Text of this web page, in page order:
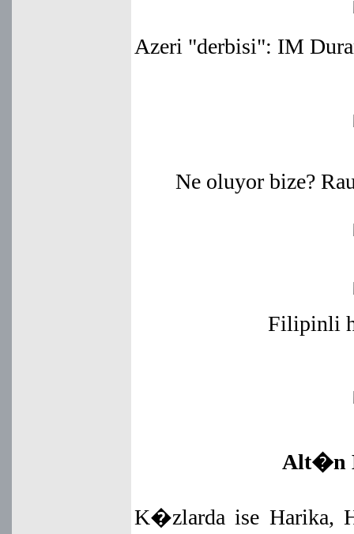
Azeri "derbisi": IM
Ne oluyor bize?
Filipinli
Alt�n
K�zlarda ise Harika,